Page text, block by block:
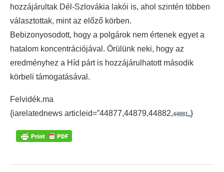
hozzájárultak Dél-Szlovákia lakói is, ahol szintén többen
választottak, mint az előző körben.
Bebizonyosodott, hogy a polgárok nem értenek egyet a
hatalom koncentrációjával. Örülünk neki, hogy az
eredményhez a Híd párt is hozzájárulhatott második
körbeli támogatásával.
Felvidék.ma
{iarelatednews articleid=”44877,44879,44882,44881„}